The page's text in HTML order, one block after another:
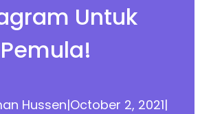
Untuk
Pemula!
Hussen|October 2, 2021|